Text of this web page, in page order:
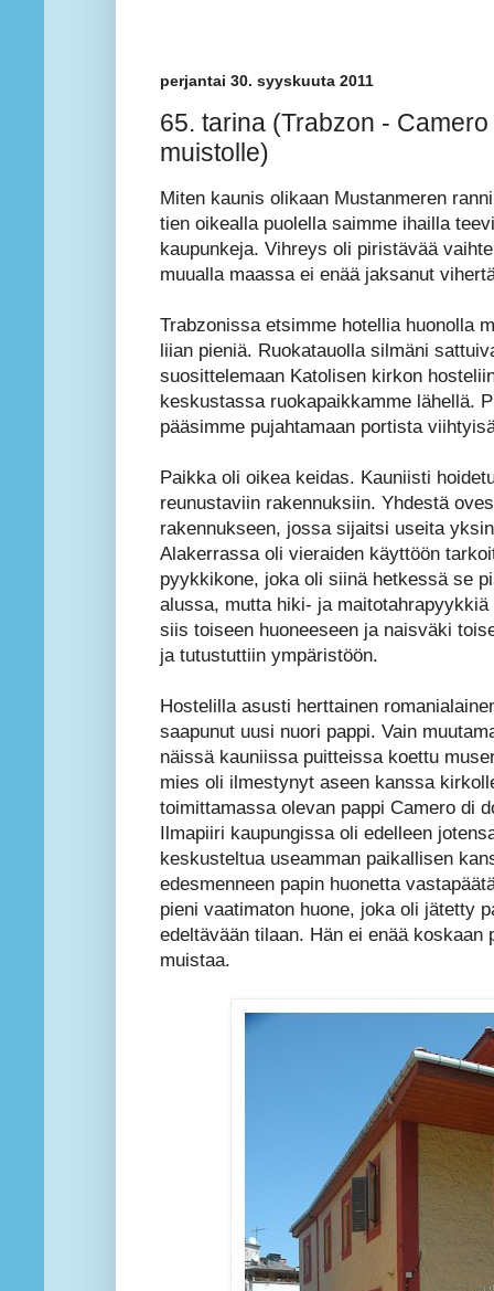
perjantai 30. syyskuuta 2011
65. tarina (Trabzon -
muistolle)
Miten kaunis olikaan Mustanmeren
tien oikealla puolella saimme ihailla
kaupunkeja. Vihreys oli piristävää
muualla maassa ei enää jaksanut
Trabzonissa etsimme hotellia huonolla
liian pieniä. Ruokatauolla silmäni
suosittelemaan Katolisen kirkon
keskustassa ruokapaikkamme lähellä.
pääsimme pujahtamaan portista
Paikka oli oikea keidas. Kauniisti
reunustaviin rakennuksiin. Yhdestä
rakennukseen, jossa sijaitsi useita
Alakerrassa oli vieraiden käyttöön
pyykkikone, joka oli siinä hetkessä se
alussa, mutta hiki- ja
siis toiseen huoneeseen ja naisväki
ja tutustuttiin ympäristöön.
Hostelilla asusti herttainen
saapunut uusi nuori pappi. Vain
näissä kauniissa puitteissa koettu
mies oli ilmestynyt aseen kanssa
toimittamassa olevan pappi Camero di
Ilmapiiri kaupungissa oli edelleen
keskusteltua useamman paikallisen
edesmenneen papin huonetta
pieni vaatimaton huone, joka oli jätetty
edeltävään tilaan. Hän ei enää koskaan
muistaa.